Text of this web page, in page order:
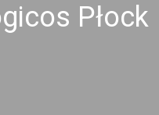
Płock